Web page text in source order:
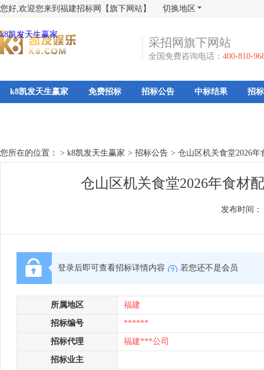
您好,欢迎您来到福建招标网【旗下网站】 切换地区
k8凯发天生赢家
采招网旗下网站
全国免费咨询电话： 400-810-
k8凯发天生赢家 免费招标 招标公告 中标结果 招
您所在的位置： > k8凯发天生赢家 > 招标公告 > 仓山区机关食堂2026
仓山区机关食堂2026年食材
发布时间：
登录后即可查看招标详情内容 若您还不是会员
所属地区 福建
招标编号 ******
招标代理 福建***公司
招标业主